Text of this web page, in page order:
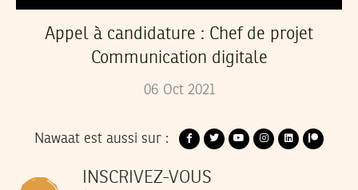
Appel à candidature : Chef de projet
Communication digitale
06 Oct 2021
Nawaat est aussi sur :
INSCRIVEZ-VOUS